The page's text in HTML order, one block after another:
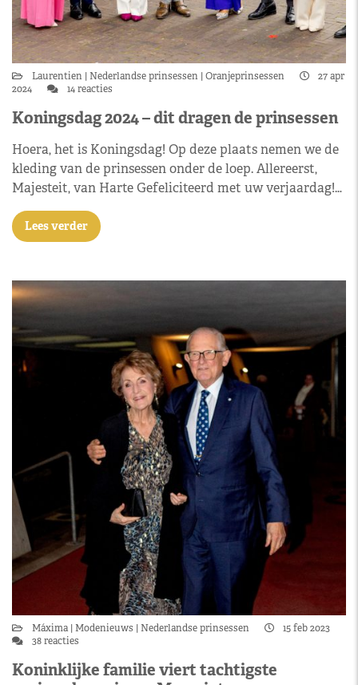
Laurentien Nederlandse prinsessen Oranjeprinsessen
27 apr
2024
14 reacties
Koningsdag 2024 – dit dragen de prinsessen
Hoera, het is Koningsdag! Op deze plaats nemen we de
kleding van de prinsessen onder de loep. Allereerst,
Majesteit, van Harte Gefeliciteerd met uw verjaardag!…
Lees verder
Máxima Modenieuws Nederlandse prinsessen
15 feb 2023
38 reacties
Koninklijke familie viert tachtigste